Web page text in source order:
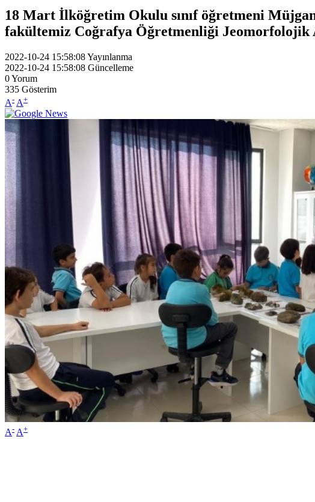
18 Mart İlköğretim Okulu sınıf öğretmeni
fakültemiz Coğrafya Öğretmenliği Jeomorfolojik
2022-10-24 15:58:08Yayınlanma
2022-10-24 15:58:08 Güncelleme
0Yorum
335 Gösterim
A- A+
A- A+